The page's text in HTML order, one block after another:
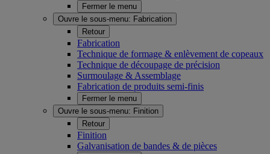
Fermer le menu
Ouvre le sous-menu: Fabrication
Retour
Fabrication
Technique de formage & enlèvement de copeaux
Technique de découpage de précision
Surmoulage & Assemblage
Fabrication de produits semi-finis
Fermer le menu
Ouvre le sous-menu: Finition
Retour
Finition
Galvanisation de bandes & de pièces